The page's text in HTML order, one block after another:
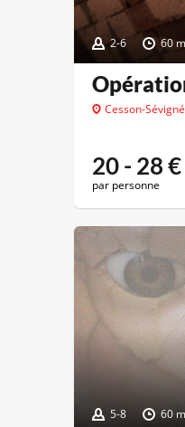
2-6 60
Cesson-Sévigné
20 - 28€
par personne
5-8 60